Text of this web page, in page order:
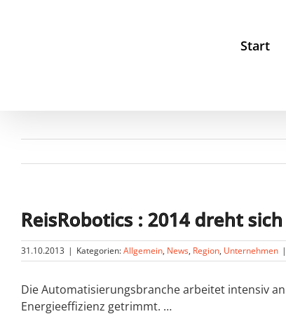
Start
ReisRobotics : 2014 dreht
31.10.2013 | Kategorien:Allgemein, News, Region, Unternehmen |
Die Automatisierungsbranche arbeitet intensiv
Energieeffizienz getrimmt. …